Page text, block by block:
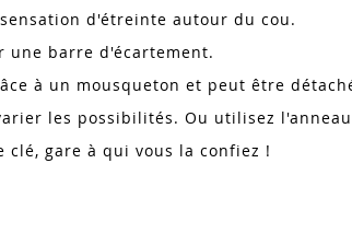
d'étreinte autour du cou.
une barre d'écartement.
à un mousqueton et peut être
les possibilités. Ou utilisez
clé, gare à qui vous la confiez !